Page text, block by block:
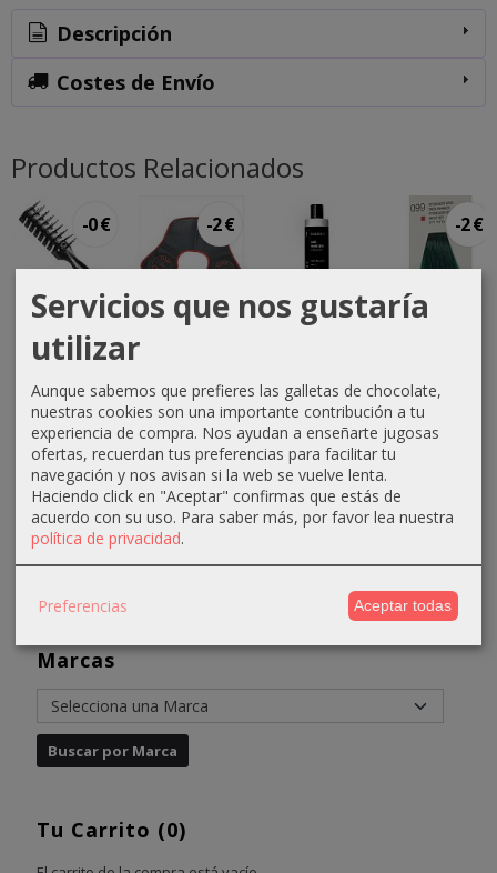
Marcas
Tu Carrito (0)
Descripción
Costes de Envío
Productos Relacionados
-0 €
Cepillo
esqueleto
Eurostil
0,99 €
1,20 €
-2 €
Capa de
8,45 €
10,60 €
Champú
Scalp
Care...
7,50 €
-2 €
Potenciador
Verde...
Servicios que nos gustaría
utilizar
Aunque sabemos que prefieres las galletas de chocolate,
nuestras cookies son una importante contribución a tu
experiencia de compra. Nos ayudan a enseñarte jugosas
ofertas, recuerdan tus preferencias para facilitar tu
navegación y nos avisan si la web se vuelve lenta.
Haciendo click en "Aceptar" confirmas que estás de
acuerdo con su uso. Para saber más, por favor lea nuestra
política de privacidad.
Preferencias Aceptar todas